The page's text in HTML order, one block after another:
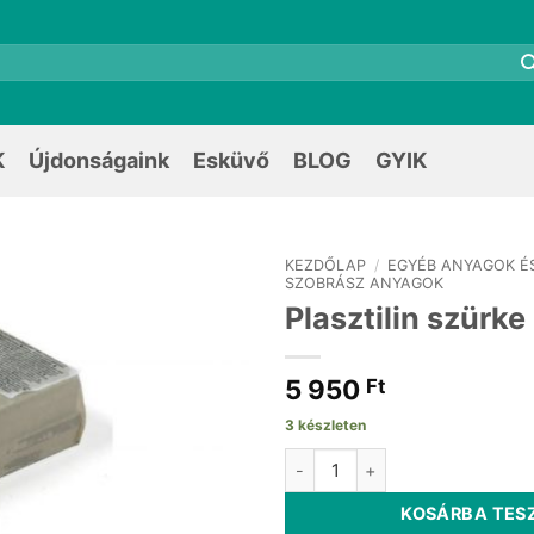
Újdonságaink Esküvő BLOG GYIK
KEZDŐLAP / EGYÉB ANYAGOK
SZOBRÁSZ ANYAGOK
Plasztilin szürke
5 950 Ft
3 készleten
KOSÁRBA